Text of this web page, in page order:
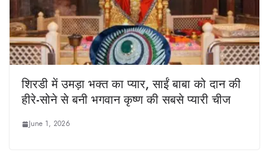
शिरडी में उमड़ा भक्‍त का प्यार, साईं बाबा को दान की
हीरे-सोने से बनी भगवान कृष्‍ण की सबसे प्‍यारी चीज
June 1, 2026